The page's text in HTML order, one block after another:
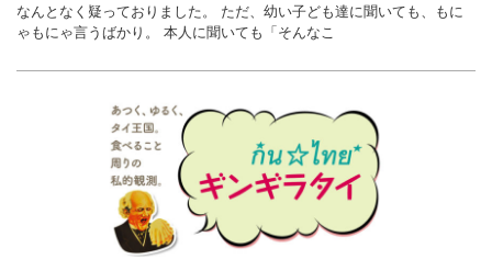
なんとなく疑っておりました。 ただ、幼い子ども達に聞いても、もに
ゃもにゃ言うばかり。 本人に聞いても「そんなこ